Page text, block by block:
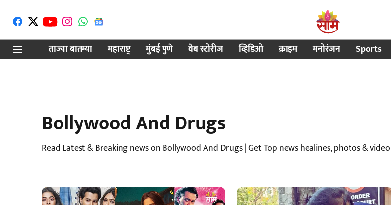
ताज्या बातम्या
महाराष्ट्र मुंबई पुणे वेब स्टोरीज व्हिडिओ क्राइम मनोरंजन Sports
Bollywood And Drugs
Read Latest & Breaking news on Bollywood And Drugs | Get Top news healines, photos &